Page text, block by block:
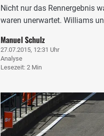
Nicht nur das Rennergebnis
waren unerwartet. Williams
Manuel Schulz
27.07.2015, 12:31 Uhr
Analyse
Lesezeit: 2 Min